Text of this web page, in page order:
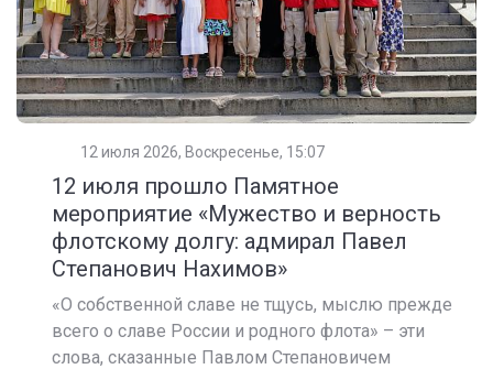
12 июля 2026, Воскресенье, 15:07
12 июля прошло Памятное
мероприятие «Мужество и верность
флотскому долгу: адмирал Павел
Степанович Нахимов»
«О собственной славе не тщусь, мыслю прежде
всего о славе России и родного флота» – эти
слова, сказанные Павлом Степановичем